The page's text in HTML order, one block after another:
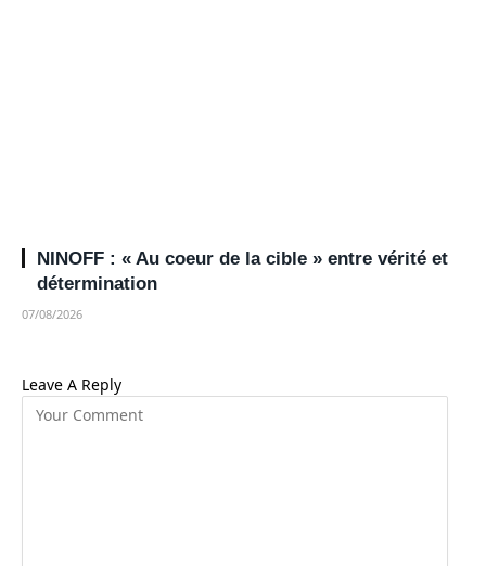
NINOFF : « Au coeur de la cible » entre vérité et
détermination
07/08/2026
Leave A Reply